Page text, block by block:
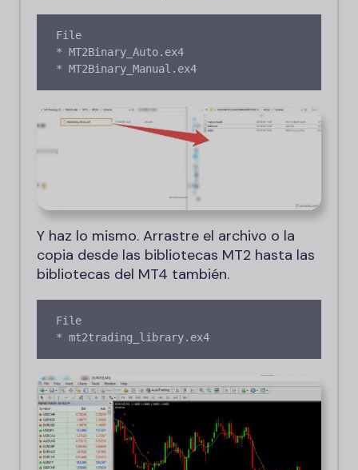
File
* MT2Binary_Auto.ex4
* MT2Binary_Manual.ex4
Y haz lo mismo. Arrastre el archivo o la
copia desde las bibliotecas MT2 hasta las
bibliotecas del MT4 también.
File
* mt2trading_library.ex4